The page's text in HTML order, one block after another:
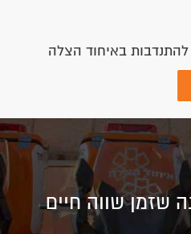
באיחוד הצלה
שזמן שווה חיים